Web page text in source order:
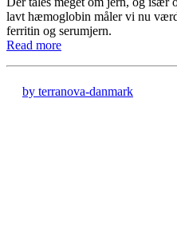
lavt hæmoglobin måler vi nu
ferritin og serumjern.
Read more
by terranova-danmark